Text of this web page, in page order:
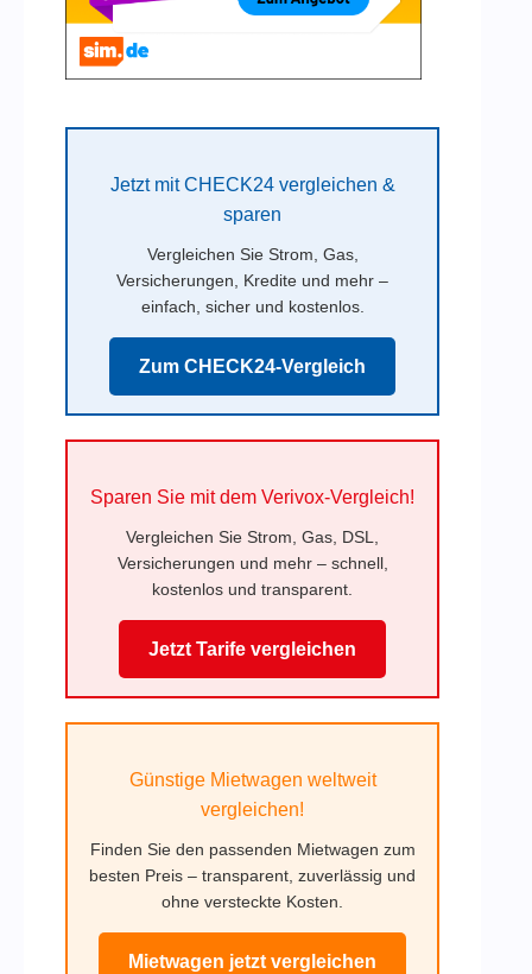
Jetzt mit CHECK24 vergleichen &
sparen
Vergleichen Sie Strom, Gas,
Versicherungen, Kredite und mehr –
einfach, sicher und kostenlos.
Zum CHECK24-Vergleich
Sparen Sie mit dem Verivox-Vergleich!
Vergleichen Sie Strom, Gas, DSL,
Versicherungen und mehr – schnell,
kostenlos und transparent.
Jetzt Tarife vergleichen
Günstige Mietwagen weltweit
vergleichen!
Finden Sie den passenden Mietwagen zum
besten Preis – transparent, zuverlässig und
ohne versteckte Kosten.
Mietwagen jetzt vergleichen